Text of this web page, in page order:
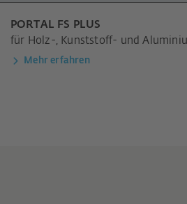
PORTAL FS PLUS
für Holz-, Kunststoff- und
Mehr erfahren